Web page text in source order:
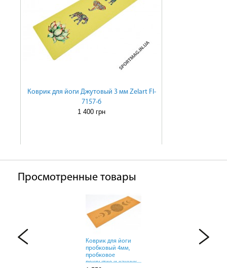
Коврик для йоги Джутовый 3 мм Zelart FI-
7157-6
1 400 грн
Просмотренные товары
Коврик для йоги
Коврик для йоги
пробковый 4мм,
пробковое
покрытие и каучук
Коврик для йоги